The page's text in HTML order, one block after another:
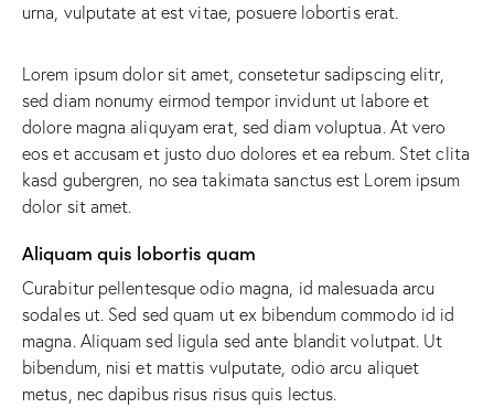
urna, vulputate at est vitae, posuere lobortis erat.
Lorem ipsum dolor sit amet, consetetur sadipscing elitr,
sed diam nonumy eirmod tempor invidunt ut labore et
dolore magna aliquyam erat, sed diam voluptua. At vero
eos et accusam et justo duo dolores et ea rebum. Stet clita
kasd gubergren, no sea takimata sanctus est Lorem ipsum
dolor sit amet.
Aliquam quis lobortis quam
Curabitur pellentesque odio magna, id malesuada arcu
sodales ut. Sed sed quam ut ex bibendum commodo id id
magna. Aliquam sed ligula sed ante blandit volutpat. Ut
bibendum, nisi et mattis vulputate, odio arcu aliquet
metus, nec dapibus risus risus quis lectus.